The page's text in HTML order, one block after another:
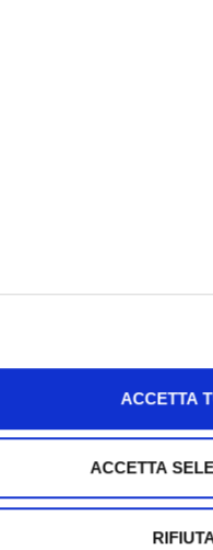
ACCETTA
ACCETTA
con una crescita
ogni anno entro fine
e rapida rispetto
le vendite in
svedese di
del terreno, della